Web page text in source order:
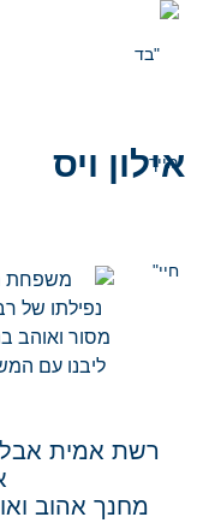
אילון ויס
רשת אמית
מחנך אהוב